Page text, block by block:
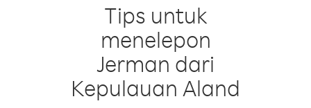
Tips untuk
menelepon
Jerman dari
Kepulauan Aland